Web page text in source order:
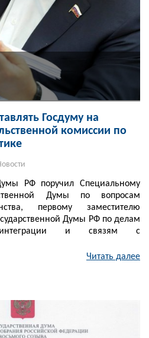
Госдуму на
комиссии по
РФ поручил Специальному
Думы по вопросам
первому заместителю
Думы РФ по делам
и связям с
Читать далее